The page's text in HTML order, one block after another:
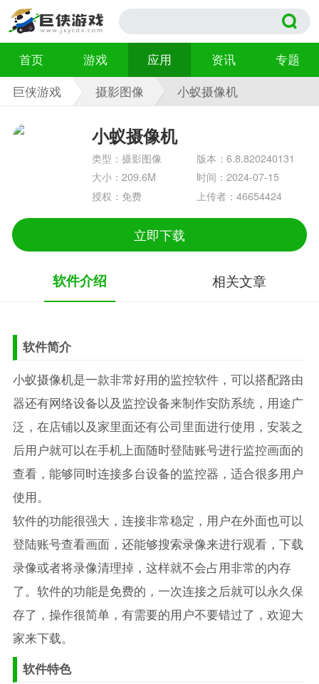
首页 游戏 应用 资讯
专题
巨侠游戏
摄影图像
小蚁摄像机
小蚁摄像机
类型：摄影图像
版本：6.8.820240131
大小：209.6M
时间：2024-07-15
授权：免费
上传者：46654424
立即下载
软件介绍 相关文章
软件简介
小蚁摄像机是一款非常好用的监控软件，可以搭配路由
器还有网络设备以及监控设备来制作安防系统，用途广
泛，在店铺以及家里面还有公司里面进行使用，安装之
后用户就可以在手机上面随时登陆账号进行监控画面的
查看，能够同时连接多台设备的监控器，适合很多用户
使用。
软件的功能很强大，连接非常稳定，用户在外面也可以
登陆账号查看画面，还能够搜索录像来进行观看，下载
录像或者将录像清理掉，这样就不会占用非常的内存
了。软件的功能是免费的，一次连接之后就可以永久保
存了，操作很简单，有需要的用户不要错过了，欢迎大
家来下载。
软件特色